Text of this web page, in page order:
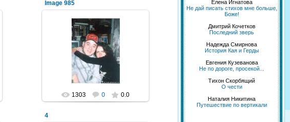
Image 985
06.08.2012
NeXaker
1303 0 0.0
4
Елена Игнатова
Не дай писать стихов мне больше,
Боже!
Дмитрий Кочетков
Последний зверь
Надежда Смирнова
История Кая и Герды
Евгения Кузеванова
Не по дороге, просекой...
Тихон Скорбящий
О чести
Наталия Никитина
Путешествие по вертикали